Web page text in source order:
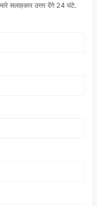
सलाहकार उत्तर देंगे 24 घंटे.